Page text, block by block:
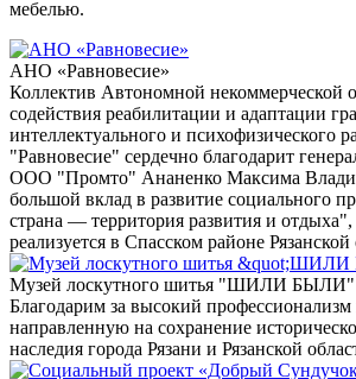
мебелью.
АНО «Равновесие»
Коллектив Автономной некоммерческой
содействия реабилитации и адаптации
интеллектуального и психофизического
"Равновесие" сердечно благодарит
ООО "Промто" Ананенко Максима
большой вклад в развитие социального
страна — территория развития и
реализуется в Спасском районе Рязанской
Музей лоскутного шитья "ШИЛИ БЫЛИ"
Благодарим за высокий профессионализм
направленную на сохранение
наследия города Рязани и Рязанской